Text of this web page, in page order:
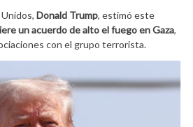
Donald Trump, estimó este
un acuerdo de alto el fuego en Gaza,
con el grupo terrorista.